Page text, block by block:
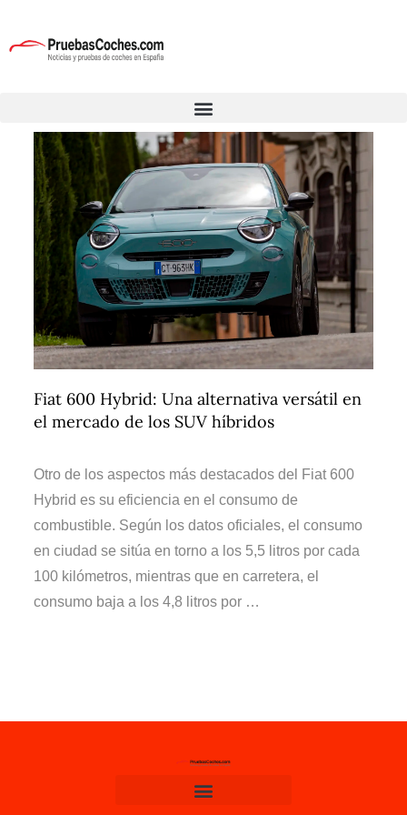
Fiat 600 Hybrid: Una alternativa versátil en
el mercado de los SUV híbridos
Otro de los aspectos más destacados del Fiat 600
Hybrid es su eficiencia en el consumo de
combustible. Según los datos oficiales, el consumo
en ciudad se sitúa en torno a los 5,5 litros por cada
100 kilómetros, mientras que en carretera, el
consumo baja a los 4,8 litros por …